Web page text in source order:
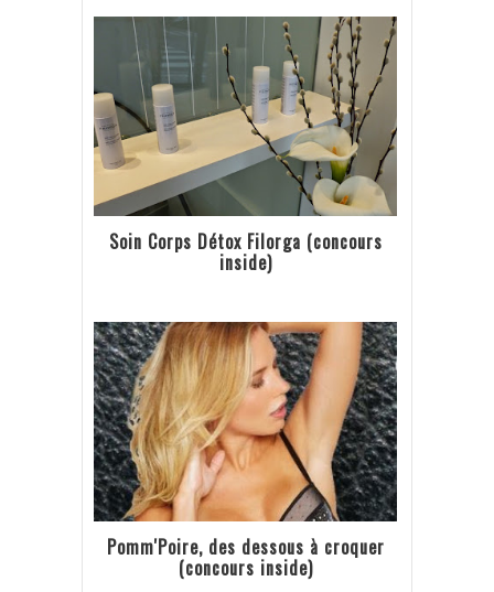
Soin Corps Détox Filorga (concours
inside)
Pomm'Poire, des dessous à croquer
(concours inside)